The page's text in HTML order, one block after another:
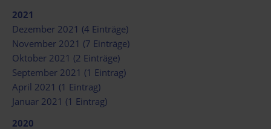
2021
Dezember 2021 (4 Einträge)
November 2021 (7 Einträge)
Oktober 2021 (2 Einträge)
September 2021 (1 Eintrag)
April 2021 (1 Eintrag)
Januar 2021 (1 Eintrag)
2020